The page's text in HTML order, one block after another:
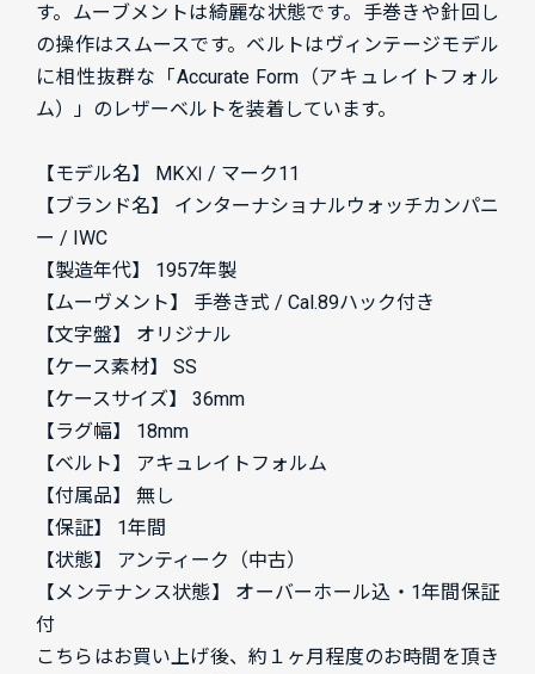
す。ムーブメントは綺麗な状態です。手巻きや針回し
の操作はスムースです。ベルトはヴィンテージモデル
に相性抜群な「Accurate Form（アキュレイトフォル
ム）」のレザーベルトを装着しています。
【モデル名】 MKⅪ / マーク11
【ブランド名】 インターナショナルウォッチカンパニ
ー / IWC
【製造年代】 1957年製
【ムーヴメント】 手巻き式 / Cal.89ハック付き
【文字盤】 オリジナル
【ケース素材】 SS
【ケースサイズ】 36mm
【ラグ幅】 18mm
【ベルト】 アキュレイトフォルム
【付属品】 無し
【保証】 1年間
【状態】 アンティーク（中古）
【メンテナンス状態】 オーバーホール込・1年間保証
付
こちらはお買い上げ後、約１ヶ月程度のお時間を頂き